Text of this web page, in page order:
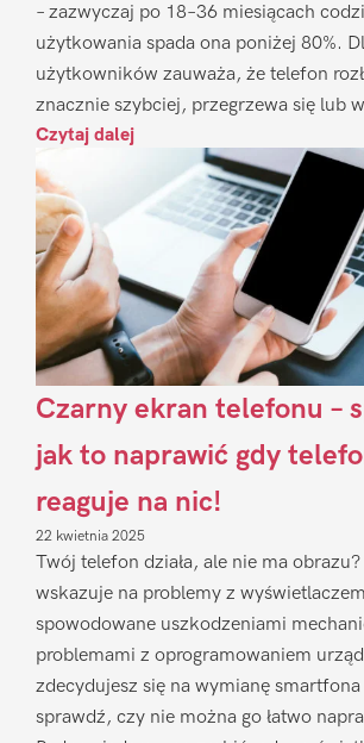
– zazwyczaj po 18–36 miesiącach
użytkowania spada ona poniżej 80%.
użytkowników zauważa, że telefon
znacznie szybciej, przegrzewa się lub
Czytaj dalej
Czarny ekran telefonu –
jak to naprawić gdy
reaguje na nic!
22 kwietnia 2025
Twój telefon działa, ale nie ma
wskazuje na problemy z
spowodowane uszkodzeniami
problemami z oprogramowaniem
zdecydujesz się na wymianę smartfona
sprawdź, czy nie można go łatwo